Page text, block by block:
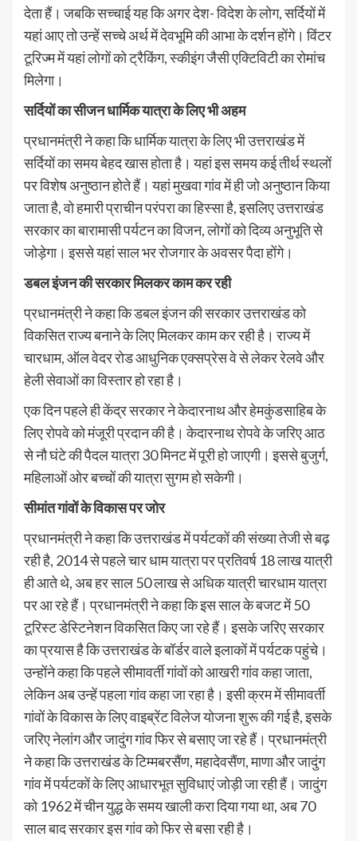
देता हैं। जबकि सच्चाई यह कि अगर देश- विदेश के लोग, सर्दियों में
यहां आए तो उन्हें सच्चे अर्थ में देवभूमि की आभा के दर्शन होंगे। विंटर
टूरिज्म में यहां लोगों को ट्रैकिंग, स्कीइंग जैसी एक्टिविटी का रोमांच
मिलेगा।
सर्दियों का सीजन धार्मिक यात्रा के लिए भी अहम
प्रधानमंत्री ने कहा कि धार्मिक यात्रा के लिए भी उत्तराखंड में
सर्दियों का समय बेहद खास होता है। यहां इस समय कई तीर्थ स्थलों
पर विशेष अनुष्ठान होते हैं। यहां मुखवा गांव में ही जो अनुष्ठान किया
जाता है, वो हमारी प्राचीन परंपरा का हिस्सा है, इसलिए उत्तराखंड
सरकार का बारामासी पर्यटन का विजन, लोगों को दिव्य अनुभूति से
जोड़ेगा। इससे यहां साल भर रोजगार के अवसर पैदा होंगे।
डबल इंजन की सरकार मिलकर काम कर रही
प्रधानमंत्री ने कहा कि डबल इंजन की सरकार उत्तराखंड को
विकसित राज्य बनाने के लिए मिलकर काम कर रही है। राज्य में
चारधाम, ऑल वेदर रोड आधुनिक एक्सप्रेस वे से लेकर रेलवे और
हेली सेवाओं का विस्तार हो रहा है।
एक दिन पहले ही केंद्र सरकार ने केदारनाथ और हेमकुंडसाहिब के
लिए रोपवे को मंजूरी प्रदान की है। केदारनाथ रोपवे के जरिए आठ
से नौ घंटे की पैदल यात्रा 30 मिनट में पूरी हो जाएगी। इससे बुजुर्ग,
महिलाओं ओर बच्चों की यात्रा सुगम हो सकेगी।
सीमांत गांवों के विकास पर जोर
प्रधानमंत्री ने कहा कि उत्तराखंड में पर्यटकों की संख्या तेजी से बढ़
रही है, 2014 से पहले चार धाम यात्रा पर प्रतिवर्ष 18 लाख यात्री
ही आते थे, अब हर साल 50 लाख से अधिक यात्री चारधाम यात्रा
पर आ रहे हैं। प्रधानमंत्री ने कहा कि इस साल के बजट में 50
टूरिस्ट डेस्टिनेशन विकसित किए जा रहे हैं। इसके जरिए सरकार
का प्रयास है कि उत्तराखंड के बॉर्डर वाले इलाकों में पर्यटक पहुंचे।
उन्होंने कहा कि पहले सीमावर्ती गांवों को आखरी गांव कहा जाता,
लेकिन अब उन्हें पहला गांव कहा जा रहा है। इसी क्रम में सीमावर्ती
गांवों के विकास के लिए वाइब्रेंट विलेज योजना शुरू की गई है, इसके
जरिए नेलांग और जादुंग गांव फिर से बसाए जा रहे हैं। प्रधानमंत्री
ने कहा कि उत्तराखंड के टिम्मबरसैंण, महादेवसैंण, माणा और जादुंग
गांव में पर्यटकों के लिए आधारभूत सुविधाएं जोड़ी जा रही हैं। जादुंग
को 1962 में चीन युद्ध के समय खाली करा दिया गया था, अब 70
साल बाद सरकार इस गांव को फिर से बसा रही है।